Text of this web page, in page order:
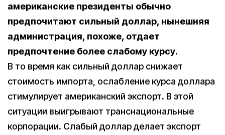
американские президенты обычно
предпочитают сильный доллар, нынешняя
администрация, похоже, отдает
предпочтение более слабому курсу.
В то время как сильный доллар снижает
стоимость импорта, ослабление курса доллара
стимулирует американский экспорт. В этой
ситуации выигрывают транснациональные
корпорации. Слабый доллар делает экспорт